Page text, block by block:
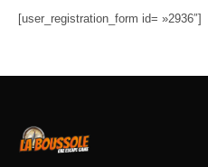
[user_registration_form id= »2936″]